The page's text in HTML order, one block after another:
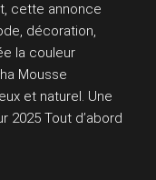
cette annonce
décoration,
la couleur
Mousse
et naturel. Une
2025 Tout d’abord